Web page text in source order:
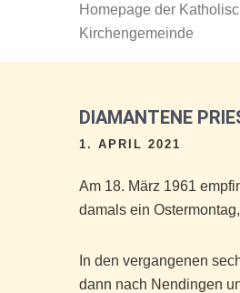
Homepage der
Kirchengemeinde
DIAMANTENE
1. APRIL 2021
Am 18. März 1961
damals ein
In den vergangenen
dann nach Nendingen